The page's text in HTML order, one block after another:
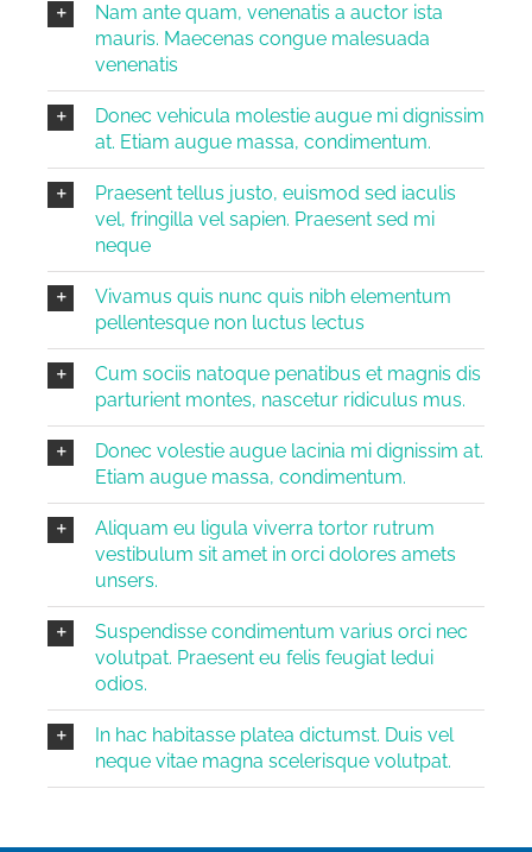
Nam ante quam, venenatis a auctor ista
mauris. Maecenas congue malesuada
venenatis
Donec vehicula molestie augue mi dignissim
at. Etiam augue massa, condimentum.
Praesent tellus justo, euismod sed iaculis
vel, fringilla vel sapien. Praesent sed mi
neque
Vivamus quis nunc quis nibh elementum
pellentesque non luctus lectus
Cum sociis natoque penatibus et magnis dis
parturient montes, nascetur ridiculus mus.
Donec volestie augue lacinia mi dignissim at.
Etiam augue massa, condimentum.
Aliquam eu ligula viverra tortor rutrum
vestibulum sit amet in orci dolores amets
unsers.
Suspendisse condimentum varius orci nec
volutpat. Praesent eu felis feugiat ledui
odios.
In hac habitasse platea dictumst. Duis vel
neque vitae magna scelerisque volutpat.